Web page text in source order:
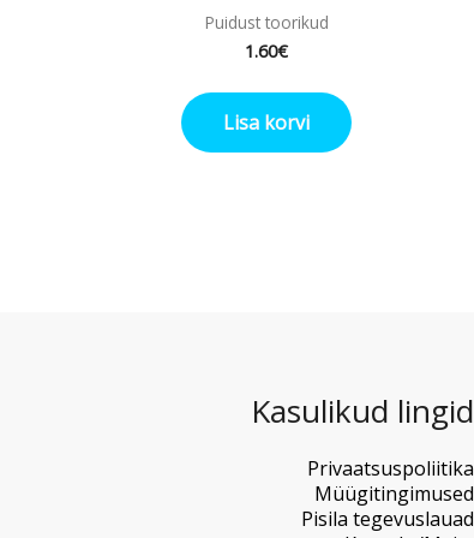
Puidust toorikud
1.60€
Lisa korvi
Kasulikud lingid
Privaatsuspoliitika
Müügitingimused
Pisila tegevuslauad